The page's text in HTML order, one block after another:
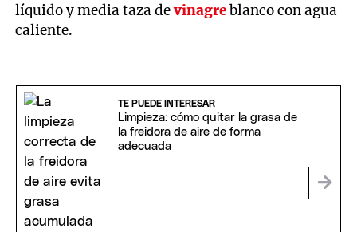
líquido y media taza devinagreblanco con agua
caliente.
TE PUEDE INTERESAR
Limpieza: cómo quitar la grasa de
la freidora de aire de forma
adecuada